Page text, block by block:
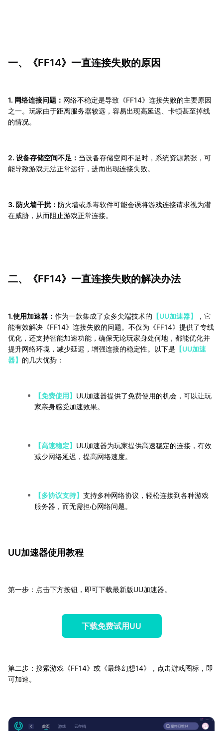
一、《FF14》一直连接失败的原因
1. 网络连接问题： 网络不稳定是导致《FF14》连接失败的主要原因
之一。玩家由于距离服务器较远，容易出现高延迟、卡顿甚至掉线
的情况。
2. 设备存储空间不足： 当设备存储空间不足时，系统资源紧张，可
能导致游戏无法正常运行，进而出现连接失败。
3. 防火墙干扰： 防火墙或杀毒软件可能会误将游戏连接请求视为潜
在威胁，从而阻止游戏正常连接。
二、《FF14》一直连接失败的解决办法
1.使用加速器： 作为一款集成了众多尖端技术的 【UU加速器】
，它
能有效解决《FF14》连接失败的问题。不仅为《FF14》提供了专线
优化，还支持智能加速功能，确保无论玩家身处何地，都能优化并
提升网络环境，减少延迟，增强连接的稳定性。以下是 【UU加速
器】 的几大优势：
【免费使用】 UU加速器提供了免费使用的机会，可以让玩
家亲身感受加速效果。
【高速稳定】 UU加速器为玩家提供高速稳定的连接，有效
减少网络延迟，提高网络速度。
【多协议支持】 支持多种网络协议，轻松连接到各种游戏
服务器，而无需担心网络问题。
UU加速器使用教程
第一步：点击下方按钮，即可下载最新版UU加速器。
下载免费试用UU
第二步：搜索游戏《FF14》或《最终幻想14》，点击游戏图标，即
可加速。